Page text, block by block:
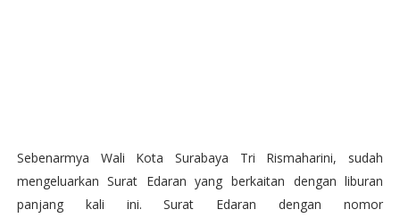
Sebenarmya Wali Kota Surabaya Tri Rismaharini, sudah
mengeluarkan Surat Edaran yang berkaitan dengan liburan
panjang kali ini. Surat Edaran dengan nomor